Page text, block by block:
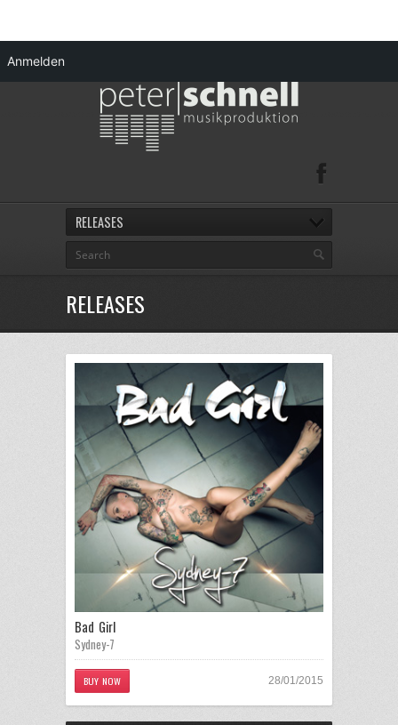
RELEASES
RELEASES
Bad Girl
Sydney-7
BUY NOW 28/01/2015
Anmelden